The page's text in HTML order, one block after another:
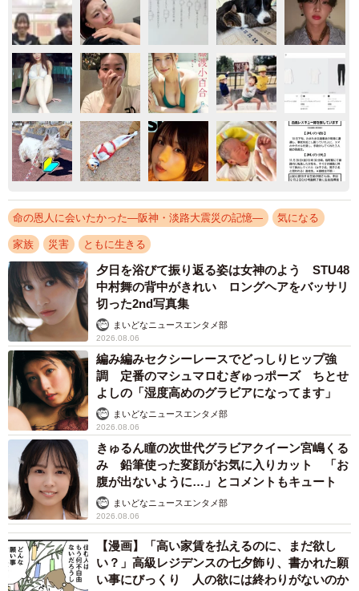
命の恩人に会いたかった―阪神・淡路大震災の記憶― 気になる
家族 災害 ともに生きる
夕日を浴びて振り返る姿は女神のよう STU48
中村舞の背中がきれい ロングヘアをバッサリ
切った2nd写真集
まいどなニュースエンタメ部
2026.08.06
編み編みセクシーレースでどっしりヒップ強
調 定番のマシュマロむぎゅっポーズ ちとせ
よしの「湿度高めのグラビアになってます」
まいどなニュースエンタメ部
2026.08.06
きゅるん瞳の次世代グラビアクイーン宮嶋くる
み 鉛筆使った変顔がお気に入りカット 「お
腹が出ないように…」とコメントもキュート
まいどなニュースエンタメ部
2026.08.06
【漫画】「高い家賃を払えるのに、まだ欲し
い？」高級レジデンスの七夕飾り、書かれた願
い事にびっくり 人の欲には終わりがないのか